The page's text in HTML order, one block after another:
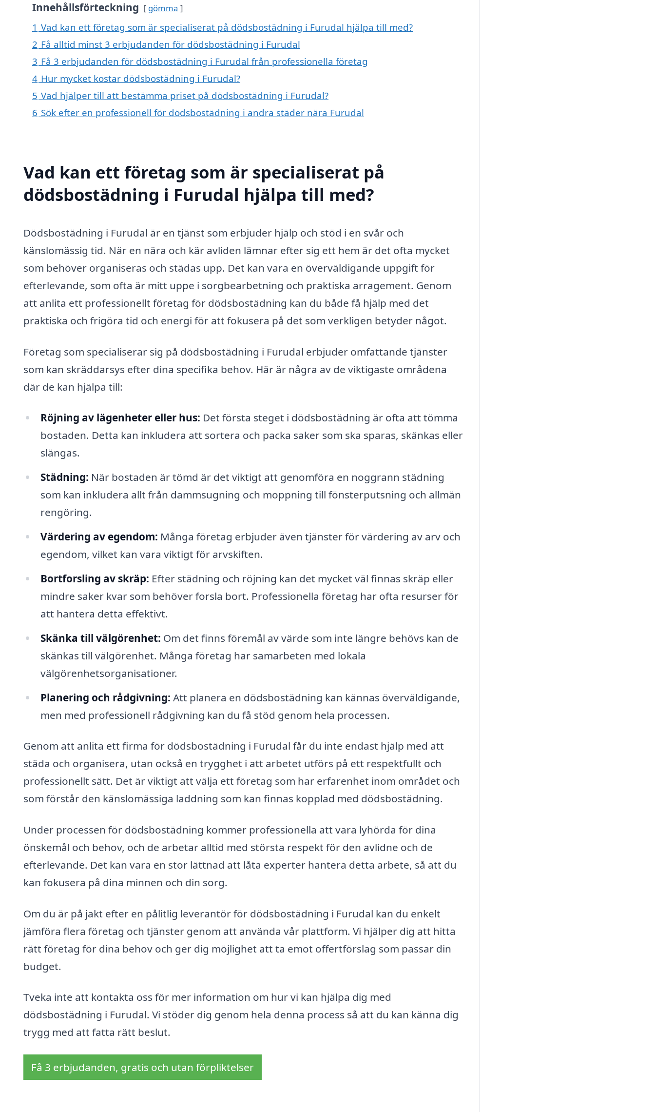
Innehållsförteckning gömma
1 Vad kan ett företag som är specialiserat på dödsbostädning i Furudal hjälpa till med?
2 Få alltid minst 3 erbjudanden för dödsbostädning i Furudal
3 Få 3 erbjudanden för dödsbostädning i Furudal från professionella företag
4 Hur mycket kostar dödsbostädning i Furudal?
5 Vad hjälper till att bestämma priset på dödsbostädning i Furudal?
6 Sök efter en professionell för dödsbostädning i andra städer nära Furudal
Vad kan ett företag som är specialiserat på
dödsbostädning i Furudal hjälpa till med?
Dödsbostädning i Furudal är en tjänst som erbjuder hjälp och stöd i en svår och
känslomässig tid. När en nära och kär avliden lämnar efter sig ett hem är det ofta mycket
som behöver organiseras och städas upp. Det kan vara en överväldigande uppgift för
efterlevande, som ofta är mitt uppe i sorgbearbetning och praktiska arragement. Genom
att anlita ett professionellt företag för dödsbostädning kan du både få hjälp med det
praktiska och frigöra tid och energi för att fokusera på det som verkligen betyder något.
Företag som specialiserar sig på dödsbostädning i Furudal erbjuder omfattande tjänster
som kan skräddarsys efter dina specifika behov. Här är några av de viktigaste områdena
där de kan hjälpa till:
Röjning av lägenheter eller hus: Det första steget i dödsbostädning är ofta att tömma
bostaden. Detta kan inkludera att sortera och packa saker som ska sparas, skänkas eller
slängas.
Städning: När bostaden är tömd är det viktigt att genomföra en noggrann städning
som kan inkludera allt från dammsugning och moppning till fönsterputsning och allmän
rengöring.
Värdering av egendom: Många företag erbjuder även tjänster för värdering av arv och
egendom, vilket kan vara viktigt för arvskiften.
Bortforsling av skräp: Efter städning och röjning kan det mycket väl finnas skräp eller
mindre saker kvar som behöver forsla bort. Professionella företag har ofta resurser för
att hantera detta effektivt.
Skänka till välgörenhet: Om det finns föremål av värde som inte längre behövs kan de
skänkas till välgörenhet. Många företag har samarbeten med lokala
välgörenhetsorganisationer.
Planering och rådgivning: Att planera en dödsbostädning kan kännas överväldigande,
men med professionell rådgivning kan du få stöd genom hela processen.
Genom att anlita ett firma för dödsbostädning i Furudal får du inte endast hjälp med att
städa och organisera, utan också en trygghet i att arbetet utförs på ett respektfullt och
professionellt sätt. Det är viktigt att välja ett företag som har erfarenhet inom området och
som förstår den känslomässiga laddning som kan finnas kopplad med dödsbostädning.
Under processen för dödsbostädning kommer professionella att vara lyhörda för dina
önskemål och behov, och de arbetar alltid med största respekt för den avlidne och de
efterlevande. Det kan vara en stor lättnad att låta experter hantera detta arbete, så att du
kan fokusera på dina minnen och din sorg.
Om du är på jakt efter en pålitlig leverantör för dödsbostädning i Furudal kan du enkelt
jämföra flera företag och tjänster genom att använda vår plattform. Vi hjälper dig att hitta
rätt företag för dina behov och ger dig möjlighet att ta emot offertförslag som passar din
budget.
Tveka inte att kontakta oss för mer information om hur vi kan hjälpa dig med
dödsbostädning i Furudal. Vi stöder dig genom hela denna process så att du kan känna dig
trygg med att fatta rätt beslut.
Få 3 erbjudanden, gratis och utan förpliktelser